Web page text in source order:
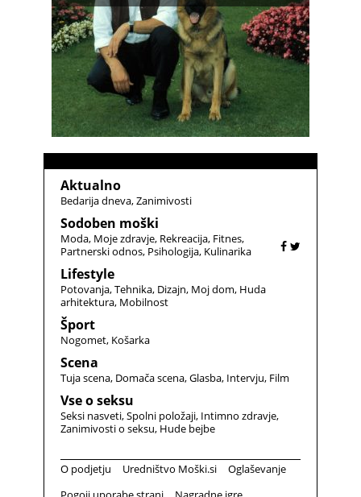
Aktualno
Bedarija dneva Zanimivosti
Sodoben moški
Moda Moje zdravje Rekreacija Fitnes
Partnerski odnos Psihologija Kulinarika
Lifestyle
Potovanja Tehnika Dizajn Moj dom Huda
arhitektura Mobilnost
Šport
Nogomet Košarka
Scena
Tuja scena Domača scena Glasba Intervju Film
Vse o seksu
Seksi nasveti Spolni položaji Intimno zdravje
Zanimivosti o seksu Hude bejbe
O podjetju Uredništvo Moški.si
Oglaševanje